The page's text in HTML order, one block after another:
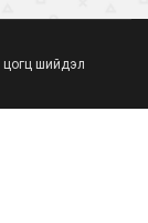
цогц шийдэл